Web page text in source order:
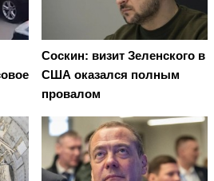
Соскин: визит Зеленского в
США оказался полным
провалом